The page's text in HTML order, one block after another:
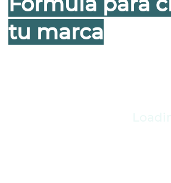
tu marca